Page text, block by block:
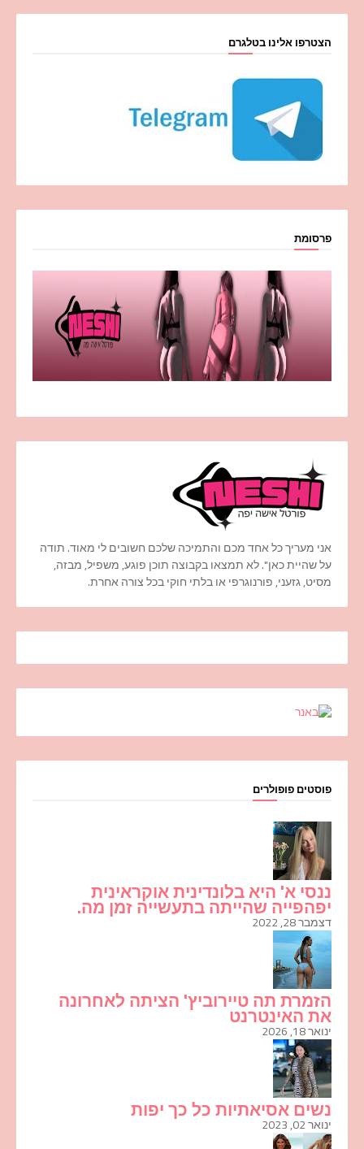
הצטרפו אלינו בטלגרם
פרסומת
אני מעריך כל אחד מכם והתמיכה שלכם חשובים לי מאוד. תודה
על שהיית כאן". לא תמצאו בקבוצה תוכן פוגע, משפיל, מבזה,
מסיט, גזעני, פורנוגרפי או בלתי חוקי בכל צורה אחרת.
פוסטים פופולרים
ננסי א' היא בלונדינית אוקראינית
יפהפייה שהייתה בתעשייה זמן מה.
דצמבר 28, 2022
הזמרת תה טיירוביץ' הציתה לאחרונה
את האינטרנט
ינואר 18, 2026
נשים אסיאתיות כל כך יפות
ינואר 02, 2023